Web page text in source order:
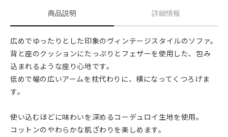
商品説明 詳細情報
広めでゆったりとした印象のヴィンテージスタイルのソファ。
背と座のクッションにたっぷりとフェザーを使用した、包み
込まれるような座り心地です。
低めで幅の広いアームを枕代わりに、横になってくつろげま
す。
使い込むほどに味わいを深めるコーデュロイ生地を使用。
コットンのやわらかな肌ざわりを楽しめます。